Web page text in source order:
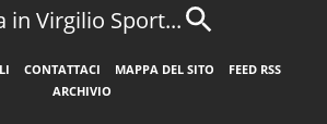
in Virgilio Sport...
CONTATTACI MAPPA DEL SITO
FEED RSS
ARCHIVIO